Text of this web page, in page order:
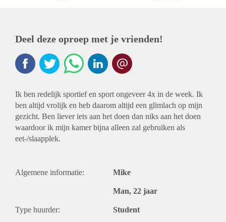
Deel deze oproep met je vrienden!
Ik ben redelijk sportief en sport ongeveer 4x in de week. Ik
ben altijd vrolijk en heb daarom altijd een glimlach op mijn
gezicht. Ben liever iets aan het doen dan niks aan het doen
waardoor ik mijn kamer bijna alleen zal gebruiken als
eet-/slaapplek.
Algemene informatie: Mike
Man, 22 jaar
Type huurder: Student